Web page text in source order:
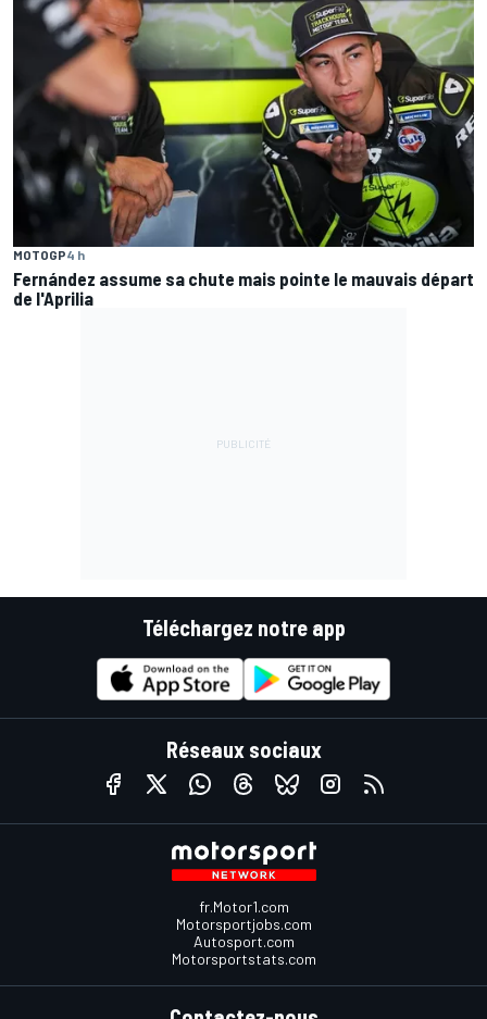
MOTOGP4 h
Fernández assume sa chute mais pointe le mauvais départ
de l'Aprilia
Téléchargez notre app
Réseaux sociaux
fr.Motor1.com
Motorsportjobs.com
Autosport.com
Motorsportstats.com